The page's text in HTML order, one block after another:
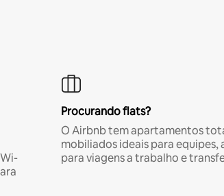
Procurando flats?
O Airbnb tem apartamentos
mobiliados ideais para equipes,
para viagens a trabalho e